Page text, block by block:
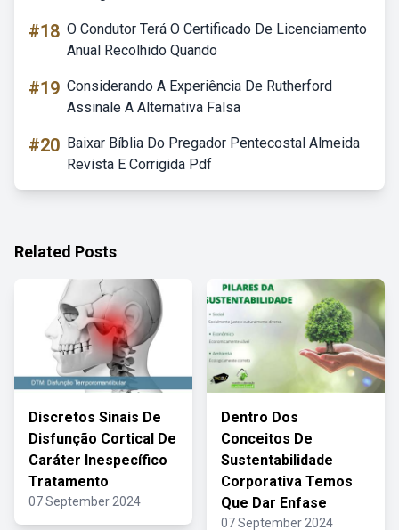
#18 O Condutor Terá O Certificado De Licenciamento
Anual Recolhido Quando
#19 Considerando A Experiência De Rutherford
Assinale A Alternativa Falsa
#20 Baixar Bíblia Do Pregador Pentecostal Almeida
Revista E Corrigida Pdf
Related Posts
Discretos Sinais De
Disfunção Cortical De
Caráter Inespecífico
Tratamento
07 September 2024
Dentro Dos
Conceitos De
Sustentabilidade
Corporativa Temos
Que Dar Enfase
07 September 2024